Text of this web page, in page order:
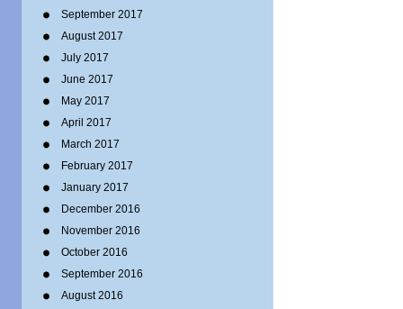
September 2017
August 2017
July 2017
June 2017
May 2017
April 2017
March 2017
February 2017
January 2017
December 2016
November 2016
October 2016
September 2016
August 2016